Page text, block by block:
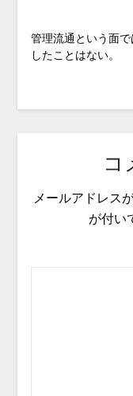
管理流通という面
したことはない。
コ
メールアドレス
が付い